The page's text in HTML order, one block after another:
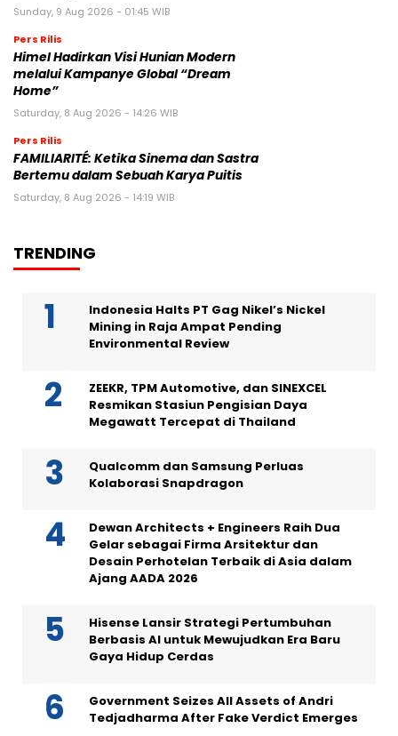
Sunday, 9 Aug 2026 - 01:45 WIB
Pers Rilis
Himel Hadirkan Visi Hunian Modern
melalui Kampanye Global “Dream
Home”
Saturday, 8 Aug 2026 - 14:26 WIB
Pers Rilis
FAMILIARITÉ: Ketika Sinema dan Sastra
Bertemu dalam Sebuah Karya Puitis
Saturday, 8 Aug 2026 - 14:19 WIB
TRENDING
Indonesia Halts PT Gag Nikel’s Nickel
Mining in Raja Ampat Pending
Environmental Review
ZEEKR, TPM Automotive, dan SINEXCEL
Resmikan Stasiun Pengisian Daya
Megawatt Tercepat di Thailand
Qualcomm dan Samsung Perluas
Kolaborasi Snapdragon
Dewan Architects + Engineers Raih Dua
Gelar sebagai Firma Arsitektur dan
Desain Perhotelan Terbaik di Asia dalam
Ajang AADA 2026
Hisense Lansir Strategi Pertumbuhan
Berbasis AI untuk Mewujudkan Era Baru
Gaya Hidup Cerdas
Government Seizes All Assets of Andri
Tedjadharma After Fake Verdict Emerges